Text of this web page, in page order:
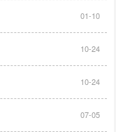
01-10
10-24
10-24
07-05